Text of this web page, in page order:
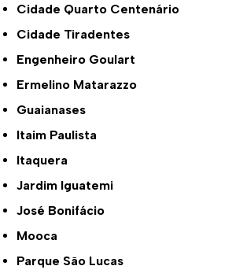
Cidade Quarto Centenário
Cidade Tiradentes
Engenheiro Goulart
Ermelino Matarazzo
Guaianases
Itaim Paulista
Itaquera
Jardim Iguatemi
José Bonifácio
Mooca
Parque São Lucas